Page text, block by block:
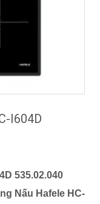
I604D
535.02.040
Nấu Hafele HC-